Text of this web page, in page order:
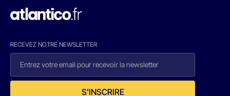
RECEVEZ NOTRE NEWSLETTER
S'INSCRIRE